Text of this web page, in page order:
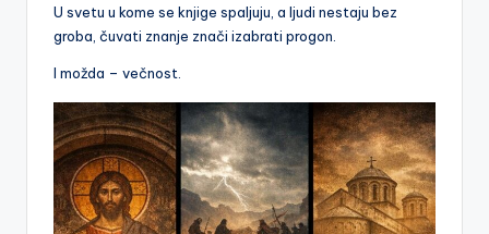
U svetu u kome se knjige spaljuju, a ljudi nestaju bez
groba, čuvati znanje znači izabrati progon.
I možda – večnost.